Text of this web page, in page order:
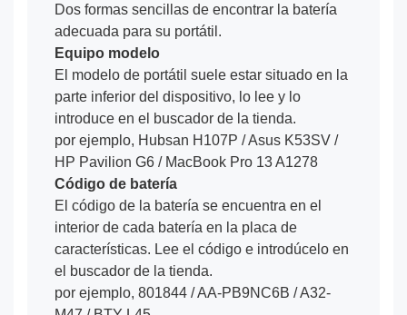
Dos formas sencillas de encontrar la batería
adecuada para su portátil.
Equipo modelo
El modelo de portátil suele estar situado en la
parte inferior del dispositivo, lo lee y lo
introduce en el buscador de la tienda.
por ejemplo, Hubsan H107P / Asus K53SV /
HP Pavilion G6 / MacBook Pro 13 A1278
Código de batería
El código de la batería se encuentra en el
interior de cada batería en la placa de
características. Lee el código e introdúcelo en
el buscador de la tienda.
por ejemplo, 801844 / AA-PB9NC6B / A32-